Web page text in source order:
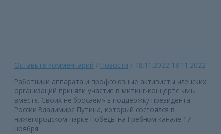
Оставьте комментарий / Новости / 18.11.2022 18.11.2022
Работники аппарата и профсоюзные активисты членских
организаций приняли участие в митинг-концерте «Мы
вместе. Своих не бросаем» в поддержку президента
России Владимира Путина, который состоялся в
нижегородском парке Победы на Гребном канале 17
ноября.